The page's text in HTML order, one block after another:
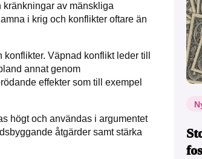
kränkningar av mänskliga
i krig och konflikter oftare än
Väpnad konflikt leder till
annat genom
effekter som till exempel
högt och användas i argumentet
åtgärder samt stärka
1231368703